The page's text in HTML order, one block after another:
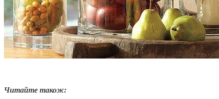
Читайте також: